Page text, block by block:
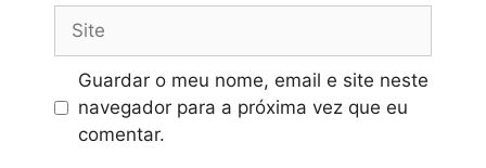
Site
Guardar o meu nome, email e site neste
navegador para a próxima vez que eu
comentar.